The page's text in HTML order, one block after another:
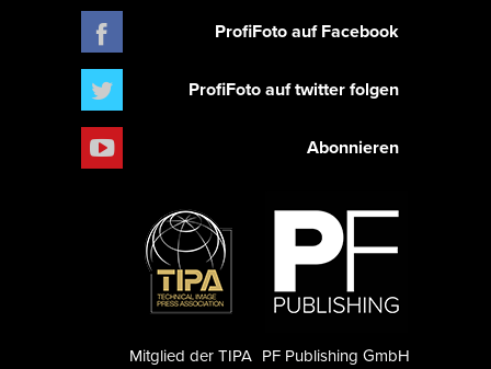
ProfiFoto auf Facebook
ProfiFoto auf twitter folgen
Abonnieren
PF Publishing GmbH
Mitglied der TIPA